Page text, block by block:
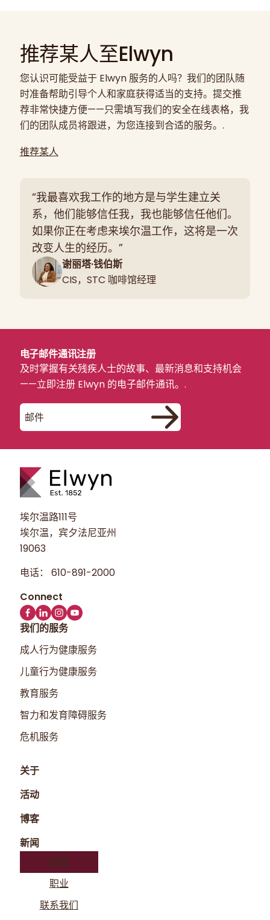
如果您访问我们的网站进行下载、浏览或阅读，
我们可能会收集并存储以下非个人身份信息：
您访问我们网站的 IP 地址
用于访问我们网站的浏览器和操作系统类型
您访问互联网的域名
您访问我们网站的日期和时间
您访问的网页
cookie，以便收集网站流量分析的汇总信息，例
如访问者数量和页面浏览量。我们使用 Google
Analytics 来放置这些 cookie 并处理分析。这
些 cookie 产生的数据有助于我们调整网站和改
进客户服务。关于我们用户的这些汇总统计数据
不包含个人身份信息。我们不会跟踪或记录有关
览器插件选择退出 Google Analytics。.
您可以通过电子邮件、填写“联系我们”表格并通
我们仅使用收到的信息来回复您的消息并满足您
的要求。.
严禁未经授权尝试上传或更改“公司名称”网站上
的信息，违者将依法追究。.
推荐某人至Elwyn
您认识可能受益于 Elwyn 服务的人吗？我们的团队随
时准备帮助引导个人和家庭获得适当的支持。提交推
荐非常快捷方便——只需填写我们的安全在线表格，我
们的团队成员将跟进，为您连接到合适的服务。.
推荐某人
“我最喜欢我工作的地方是与学生建立关
系，他们能够信任我，我也能够信任他们。
如果你正在考虑来埃尔温工作，这将是一次
改变人生的经历。”
谢丽塔·钱伯斯
CIS，STC 咖啡馆经理
电子邮件通讯注册
及时掌握有关残疾人士的故事、最新消息和支持机会
——立即注册 Elwyn 的电子邮件通讯。.
埃尔温路111号
埃尔温，宾夕法尼亚州
19063
电话： 610-891-2000
我们的服务
成人行为健康服务
儿童行为健康服务
教育服务
智力和发育障碍服务
危机服务
关于
活动
博客
新闻
捐赠
职业
联系我们